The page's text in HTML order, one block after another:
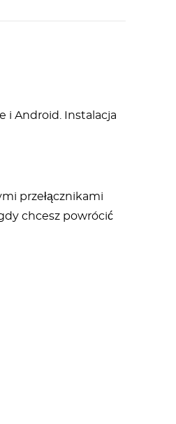
i Android. Instalacja
przełącznikami
chcesz powrócić